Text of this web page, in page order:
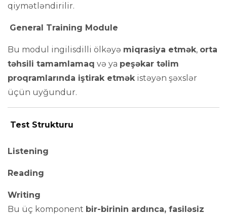
qiymətləndirilir.
General Training Module
Bu modul ingilisdilli ölkəyə miqrasiya etmək, orta
təhsili tamamlamaq və ya peşəkar təlim
proqramlarında iştirak etməkistəyən şəxslər
üçün uyğundur.
Test Strukturu
Listening
Reading
Writing
Bu üç komponent bir-birinin ardınca, fasiləsiz